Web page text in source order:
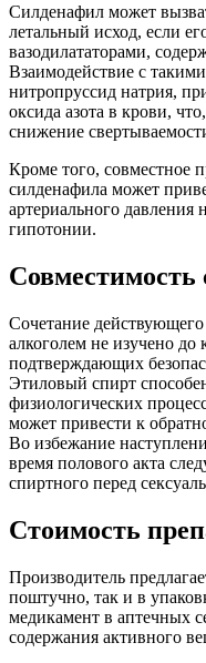
Силденафил может
летальный исход, если
вазодилататорами,
Взаимодействие с
нитропруссид натрия,
оксида азота в крови,
снижение
Кроме того, совместное
силденафила может
артериального давления
гипотонии.
Совместимость
Сочетание
алкоголем не изучено
подтверждающих
Этиловый спирт
физиологических
может привести к
Во избежание
время полового акта
спиртного перед
Стоимость
Производитель
поштучно, так и в
медикамент в аптечных
содержания активного